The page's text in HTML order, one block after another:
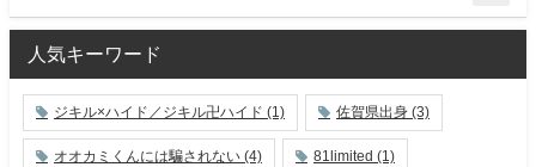
人気キーワード
ジキル×ハイド／ジキル卍ハイド (1) 佐賀県出身 (3)
オオカミくんには騙されない (4) 81limited (1)